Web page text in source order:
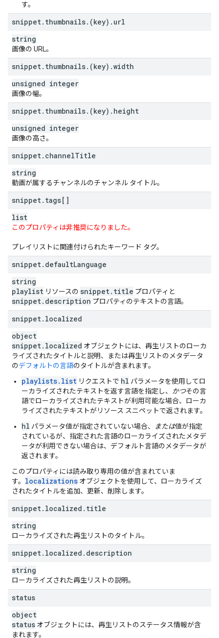
す。
snippet. thumbnails. (key) . url
string
画像の URL。
snippet. thumbnails. (key) .width
unsigned integer
画像の幅。
snippet. thumbnails. (key) . height
unsigned integer
画像の高さ。
snippet. channelTitle
string
動画が属するチャンネルのチャンネル タイトル。
snippet. tags[]
list
このプロパティは非推奨になりました。
プレイリストに関連付けられたキーワード タグ。
snippet. defaultLanguage
string
playlist リソースの snippet. title プロパティと
snippet. description プロパティのテキストの言語。
snippet. localized
object
snippet. localized オブジェクトには、再生リストのローカ
ライズされたタイトルと説明、または再生リストのメタデータ
のデフォルトの言語のタイトルが含まれます。
playlists.list リクエストで hl パラメータを使用してロ
ーカライズされたテキストを返す言語を指定し、
かつその言
語でローカライズされたテキストが利用可能な場合、ローカ
ライズされたテキストがリソース スニペットで返されます。
hl パラメータ値が指定されていない場合、 または値が指定
されているが、指定された言語のローカライズされたメタデ
ータが利用できない場合は、デフォルト言語のメタデータが
返されます。
このプロパティには読み取り専用の値が含まれていま
す。 localizations オブジェクトを使用して、ローカライズ
されたタイトルを追加、更新、削除します。
snippet. localized . title
string
ローカライズされた再生リストのタイトル。
snippet. localized . description
string
ローカライズされた再生リストの説明。
status
object
status オブジェクトには、再生リストのステータス情報が含
まれます。